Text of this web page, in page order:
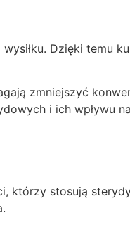
Dzięki temu
zmniejszyć
i ich wpływu
którzy stosują